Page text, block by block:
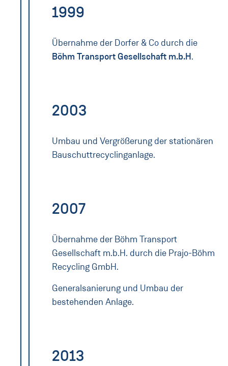
1999
Übernahme der Dorfer & Co durch die
Böhm Transport Gesellschaft m.b.H.
2003
Umbau und Vergrößerung der stationären
Bauschuttrecyclinganlage.
2007
Übernahme der Böhm Transport
Gesellschaft m.b.H. durch die Prajo-Böhm
Recycling GmbH.
Generalsanierung und Umbau der
bestehenden Anlage.
2013